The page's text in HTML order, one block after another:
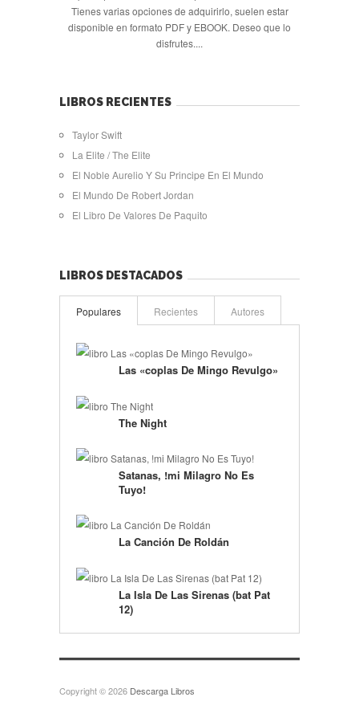
Tienes varias opciones de adquirirlo, suelen estar
disponible en formato PDF y EBOOK. Deseo que lo
disfrutes....
LIBROS RECIENTES
Taylor Swift
La Elite / The Elite
El Noble Aurelio Y Su Principe En El Mundo
El Mundo De Robert Jordan
El Libro De Valores De Paquito
LIBROS DESTACADOS
Populares Recientes Autores
Las «coplas De Mingo Revulgo»
The Night
Satanas, !mi Milagro No Es
Tuyo!
La Canción De Roldán
La Isla De Las Sirenas (bat Pat
12)
Copyright © 2026 Descarga Libros